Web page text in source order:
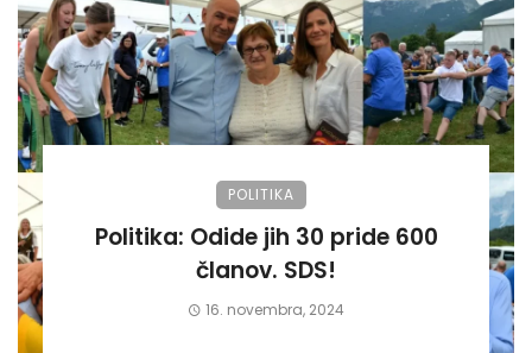
POLITIKA
Politika: Odide jih 30 pride 600
članov. SDS!
16. novembra, 2024